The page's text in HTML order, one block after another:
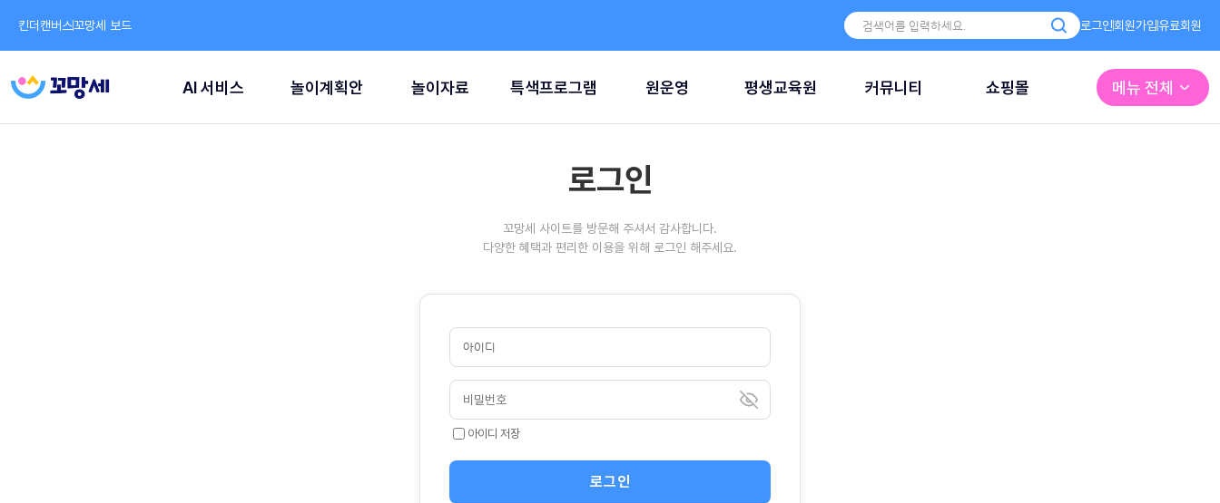
킨더캔버스꼬망세 보드 로그인회원가입유료회원
AI 서비스 놀이계획안 놀이자료 특색프로그램 원운영 평생교육원 커뮤니티 쇼핑몰 메뉴 전체
로그인
꼬망세 사이트를 방문해 주셔서 감사합니다.
다양한 혜택과 편리한 이용을 위해 로그인 해주세요.
아이디 저장
로그인